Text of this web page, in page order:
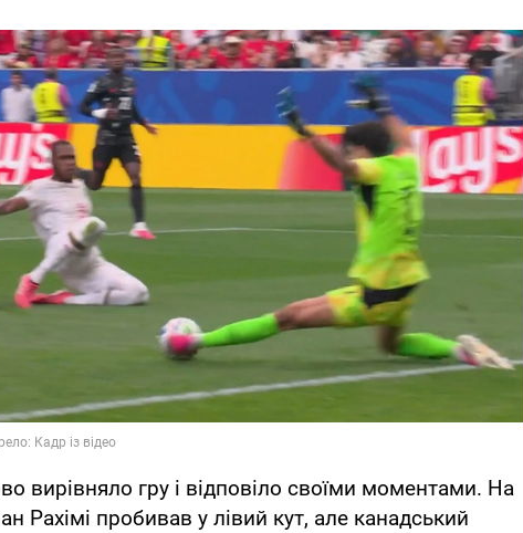
вирівняло гру і відповіло своїми моментами. На
Рахімі пробивав у лівий кут, але канадський